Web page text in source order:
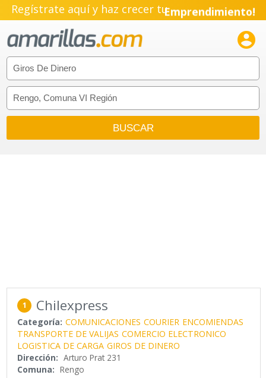
Regístrate aquí y haz crecer tuEmprendimiento!

1 Chilexpress
Categoría: COMUNICACIONES COURIER ENCOMIENDAS
TRANSPORTE DE VALIJAS COMERCIO ELECTRONICO
LOGISTICA DE CARGA GIROS DE DINERO
Dirección: Arturo Prat 231
Comuna: Rengo